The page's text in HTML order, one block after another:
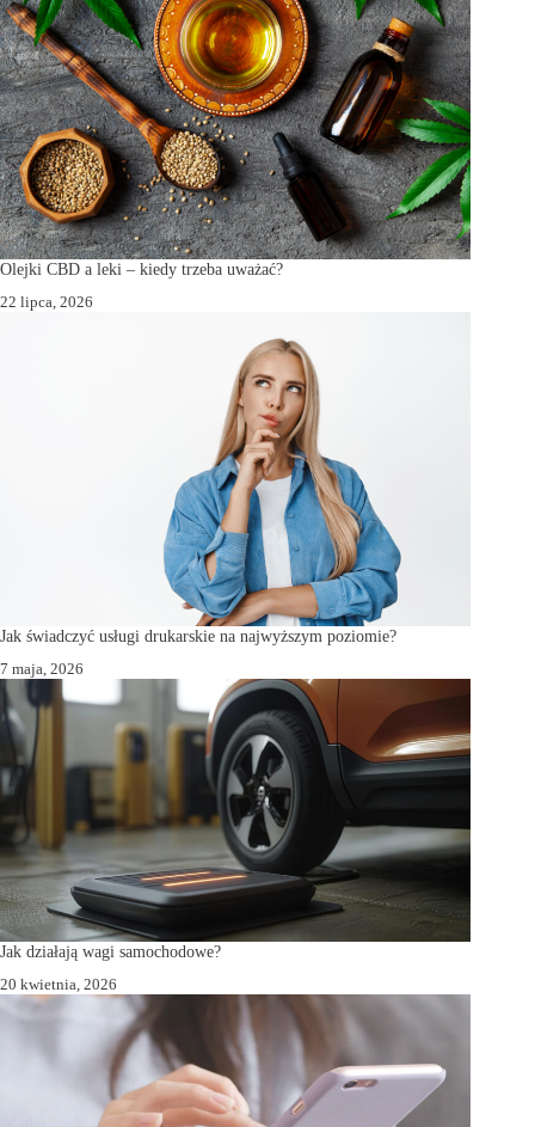
Olejki CBD a leki – kiedy trzeba uważać?
22 lipca, 2026
Jak świadczyć usługi drukarskie na najwyższym poziomie?
7 maja, 2026
Jak działają wagi samochodowe?
20 kwietnia, 2026